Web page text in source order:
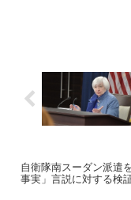
自衛隊南スーダン派遣
事実」言説に対する検